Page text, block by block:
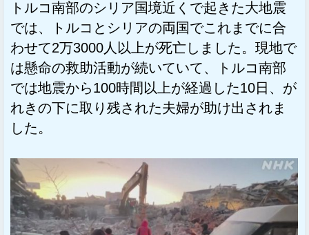
トルコ南部のシリア国境近くで起きた大地震
では、トルコとシリアの両国でこれまでに合
わせて2万3000人以上が死亡しました。現地で
は懸命の救助活動が続いていて、トルコ南部
では地震から100時間以上が経過した10日、が
れきの下に取り残された夫婦が助け出されま
した。